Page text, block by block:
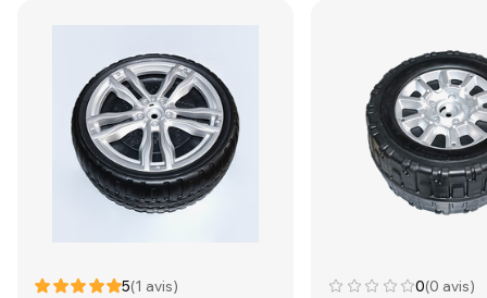
5(1 avis) 0(0 avis)